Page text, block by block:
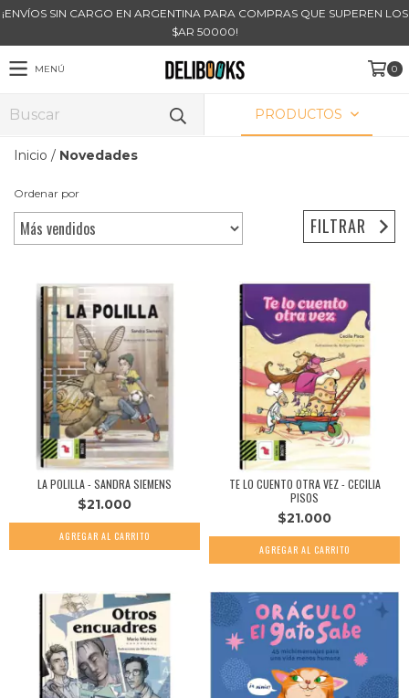
¡ENVÍOS SIN CARGO EN ARGENTINA PARA COMPRAS QUE SUPEREN LOS
$AR 50000!
MENÚ 0
PRODUCTOS
Inicio / Novedades
Ordenar por
FILTRAR
LA POLILLA - SANDRA SIEMENS
$21.000
TE LO CUENTO OTRA VEZ - CECILIA
PISOS
$21.000